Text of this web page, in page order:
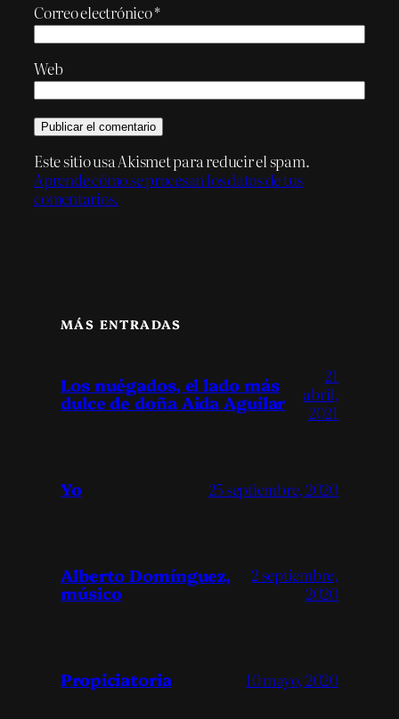
Correo electrónico*
Web
Este sitio usa Akismet para reducir el spam.
Aprende cómo se procesan los datos de tus
comentarios.
MÁS ENTRADAS
Los nuégados, el lado más
dulce de doña Aida Aguilar
21
abril,
2021
Yo 25 septiembre, 2020
Alberto Domínguez,
músico
2 septiembre,
2020
Propiciatoria 10 mayo, 2020